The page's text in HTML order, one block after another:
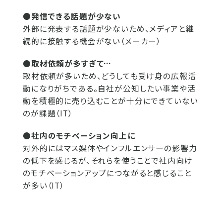
●発信できる話題が少ない
外部に発表する話題が少ないため、メディアと継
続的に接触する機会がない（メーカー）
●取材依頼が多すぎて…
取材依頼が多いため、どうしても受け身の広報活
動になりがちである。自社が公知したい事業や活
動を積極的に売り込むことが十分にできていない
のが課題（IT）
●社内のモチベーション向上に
対外的にはマス媒体やインフルエンサーの影響力
の低下を感じるが、それらを使うことで社内向け
のモチベーションアップにつながると感じること
が多い（IT）